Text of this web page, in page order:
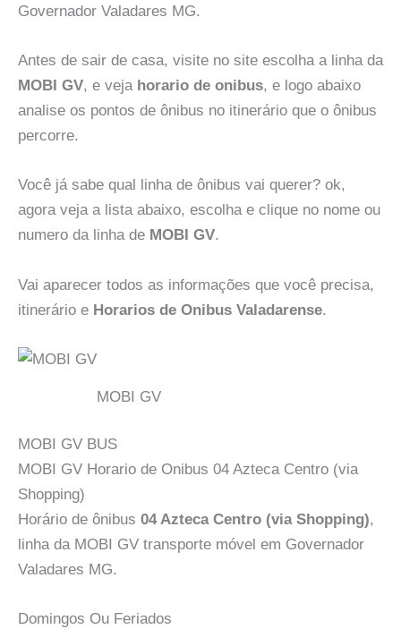
Governador Valadares MG.
Antes de sair de casa, visite no site escolha a linha da
MOBI GV, e veja horario de onibus, e logo abaixo
analise os pontos de ônibus no itinerário que o ônibus
percorre.
Você já sabe qual linha de ônibus vai querer? ok,
agora veja a lista abaixo, escolha e clique no nome ou
numero da linha de MOBI GV.
Vai aparecer todos as informações que você precisa,
itinerário e Horarios de Onibus Valadarense.
MOBI GV
MOBI GV BUS
MOBI GV Horario de Onibus 04 Azteca Centro (via
Shopping)
Horário de ônibus 04 Azteca Centro (via Shopping),
linha da MOBI GV transporte móvel em Governador
Valadares MG.
Domingos Ou Feriados